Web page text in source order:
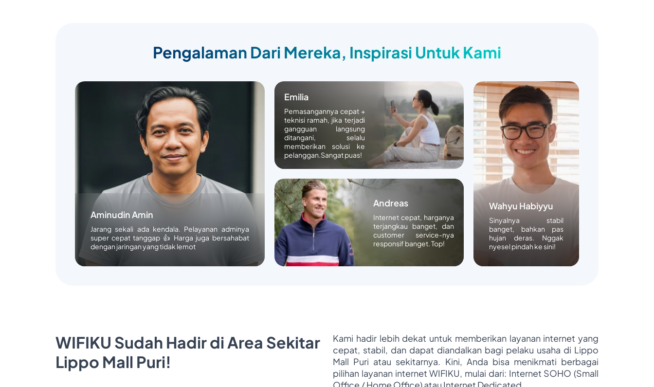
Pengalaman Dari Mereka, Inspirasi Untuk Kami
Aminudin Amin
Jarang sekali ada kendala. Pelayanan adminya
super cepat tanggap 👍 Harga juga bersahabat
dengan jaringan yang tidak lemot
Emilia
Pemasangannya cepat +
teknisi ramah, jika terjadi
gangguan langsung
ditangani, selalu
memberikan solusi ke
pelanggan.Sangat puas!
Wahyu Habiyyu
Sinyalnya stabil
banget, bahkan pas
hujan deras. Nggak
nyesel pindah ke sini!
Andreas
Internet cepat, harganya
terjangkau banget, dan
customer service-nya
responsif banget. Top!
WIFIKU Sudah Hadir di Area Sekitar
Lippo Mall Puri!
Kami hadir lebih dekat untuk memberikan layanan internet yang
cepat, stabil, dan dapat diandalkan bagi pelaku usaha di Lippo
Mall Puri atau sekitarnya. Kini, Anda bisa menikmati berbagai
pilihan layanan internet WIFIKU, mulai dari: Internet SOHO (Small